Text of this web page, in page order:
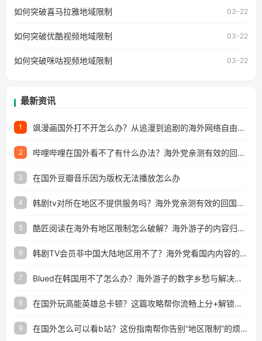
户收听网易云音乐地区版权限制」的问题，无论人在香港、
工作、留学、定居等，都可以使用，不再因地区和版权限制
所困扰。
如何突破喜马拉雅地域限制 03-22
如何突破优酷视频地域限制 03-22
如何突破咪咕视频地域限制 03-22
最新资讯
1 飒漫画国外打不开怎么办？从追漫到追剧的海外网络自由之路
2 哔哩哔哩在国外看不了有什么办法？海外党亲测有效的回国加速解决方案
3 在国外豆瓣音乐因为版权无法播放怎么办
4 韩剧tv对所在地区不提供服务吗？海外党亲测有效的回国加速解决方案
5 酷匠阅读在海外有地区限制怎么破解？海外游子的内容归乡路
6 韩剧TV会员非中国大陆地区用不了？海外党看国内内容的加速器选择指南
7 Blued在韩国用不了怎么办？海外游子的数字乡愁与解决方案
8 在国外玩高能英雄总卡顿？这篇攻略帮你流畅上分+解锁国内影音自由
9 在国外怎么可以看b站？这份指南帮你告别“地区限制”的烦恼